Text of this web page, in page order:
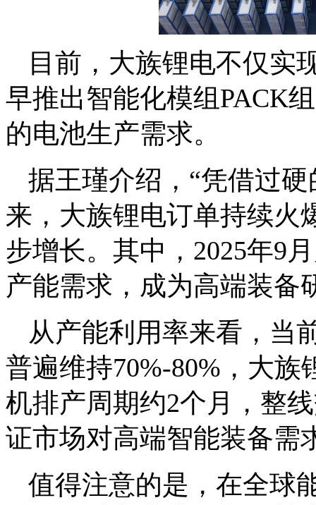
目前，大族锂电不仅实
早推出智能化模组PACK
的电池生产需求。
据王瑾介绍，“凭借过
来，大族锂电订单持续火
步增长。其中，2025年9
产能需求，成为高端装备
从产能利用率来看，当
普遍维持70%-80%，大
机排产周期约2个月，整
证市场对高端智能装备需
值得注意的是，在全球